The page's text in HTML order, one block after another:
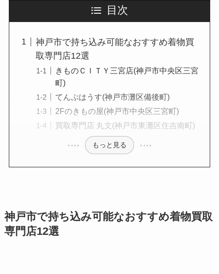
目次
神戸市で持ち込み可能なおすすめ着物買
取専門店12選
きものＣＩＴＹ三宮店(神戸市中央区三宮
町)
てんぷはうす(神戸市灘区備後町)
2Fのきもの屋(神戸市中央区三宮町)
買取専門店 丸文(神戸市東灘区住吉南町)
もっと見る
神戸市で持ち込み可能なおすすめ着物買取
専門店12選